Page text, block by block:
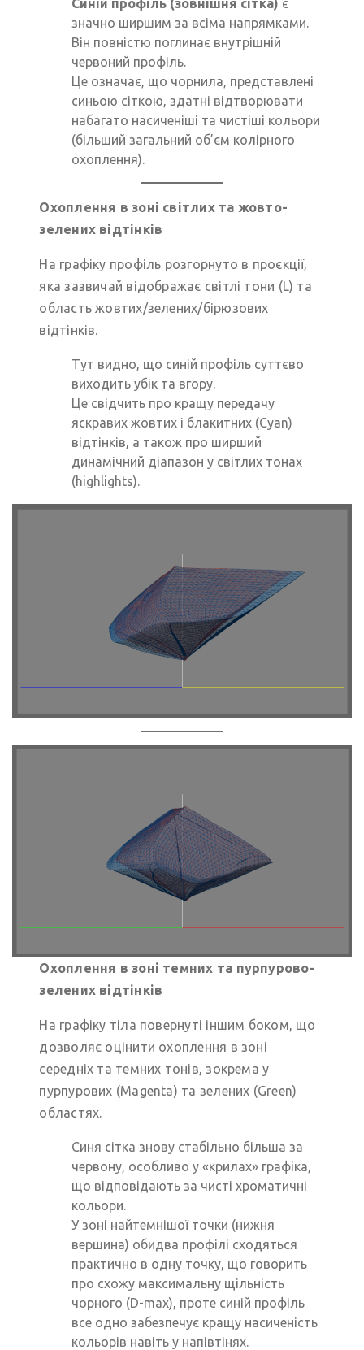
Синій профіль (зовнішня сітка) є
значно ширшим за всіма напрямками.
Він повністю поглинає внутрішній
червоний профіль.
Це означає, що чорнила, представлені
синьою сіткою, здатні відтворювати
набагато насиченіші та чистіші кольори
(більший загальний об’єм колірного
охоплення).
Охоплення в зоні світлих та жовто-
зелених відтінків
На графіку профіль розгорнуто в проєкції,
яка зазвичай відображає світлі тони (L) та
область жовтих/зелених/бірюзових
відтінків.
Тут видно, що синій профіль суттєво
виходить убік та вгору.
Це свідчить про кращу передачу
яскравих жовтих і блакитних (Cyan)
відтінків, а також про ширший
динамічний діапазон у світлих тонах
(highlights).
Охоплення в зоні темних та пурпурово-
зелених відтінків
На графіку тіла повернуті іншим боком, що
дозволяє оцінити охоплення в зоні
середніх та темних тонів, зокрема у
пурпурових (Magenta) та зелених (Green)
областях.
Синя сітка знову стабільно більша за
червону, особливо у «крилах» графіка,
що відповідають за чисті хроматичні
кольори.
У зоні найтемнішої точки (нижня
вершина) обидва профілі сходяться
практично в одну точку, що говорить
про схожу максимальну щільність
чорного (D-max), проте синій профіль
все одно забезпечує кращу насиченість
кольорів навіть у напівтінях.